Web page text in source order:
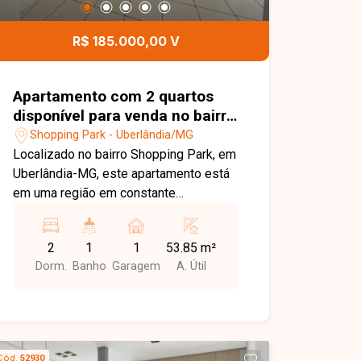
de garagem, proporcionando segurança
uma excelente oportunidade para quem
bem localizado no bairro Jaraguá.
Agende uma visita e venha conhecer
todos os detalhes desta casa.
R$ 185.000,00 V
Apartamento com 2 quartos
disponível para venda no bairro
Shopping Park em Uberlândia-
MG
Shopping Park - Uberlândia/MG
Localizado no bairro Shopping Park, em
Uberlândia-MG, este apartamento está
em uma região em constante
excelente infraestrutura e fácil acesso
às principais vias da cidade. Próximo a
supermercados, escolas, farmácias,
O imóvel conta com 02 quartos, sala
2
Dorm.
1
Banho
1
Garagem
53.85 m²
A. Útil
52930